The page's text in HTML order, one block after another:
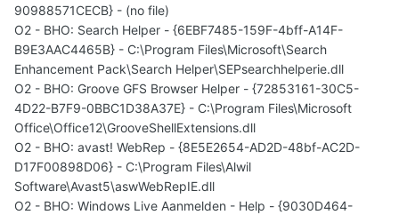
90988571CECB} - (no file)
O2 - BHO: Search Helper - {6EBF7485-159F-4bff-A14F-
B9E3AAC4465B} - C:\Program Files\Microsoft\Search
Enhancement Pack\Search Helper\SEPsearchhelperie.dll
O2 - BHO: Groove GFS Browser Helper - {72853161-30C5-
4D22-B7F9-0BBC1D38A37E} - C:\Program Files\Microsoft
Office\Office12\GrooveShellExtensions.dll
O2 - BHO: avast! WebRep - {8E5E2654-AD2D-48bf-AC2D-
D17F00898D06} - C:\Program Files\Alwil
Software\Avast5\aswWebRepIE.dll
O2 - BHO: Windows Live Aanmelden - Help - {9030D464-